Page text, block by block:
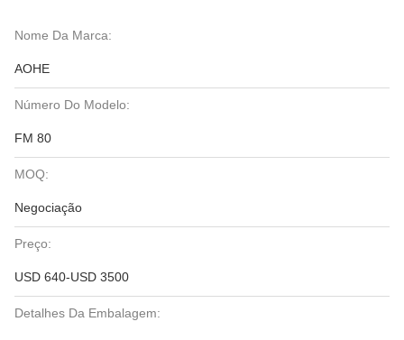
Nome Da Marca:
AOHE
Número Do Modelo:
FM 80
MOQ:
Negociação
Preço:
USD 640-USD 3500
Detalhes Da Embalagem: